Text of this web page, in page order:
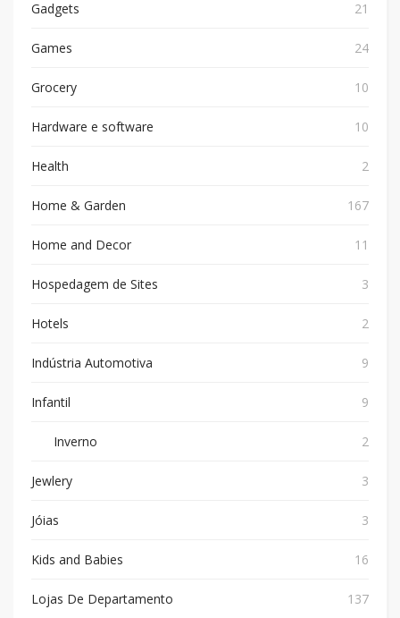
Gadgets 21
Games 24
Grocery 10
Hardware e software 10
Health 2
Home & Garden 167
Home and Decor 11
Hospedagem de Sites 3
Hotels 2
Indústria Automotiva 9
Infantil 9
Inverno 2
Jewlery 3
Jóias 3
Kids and Babies 16
Lojas De Departamento 137